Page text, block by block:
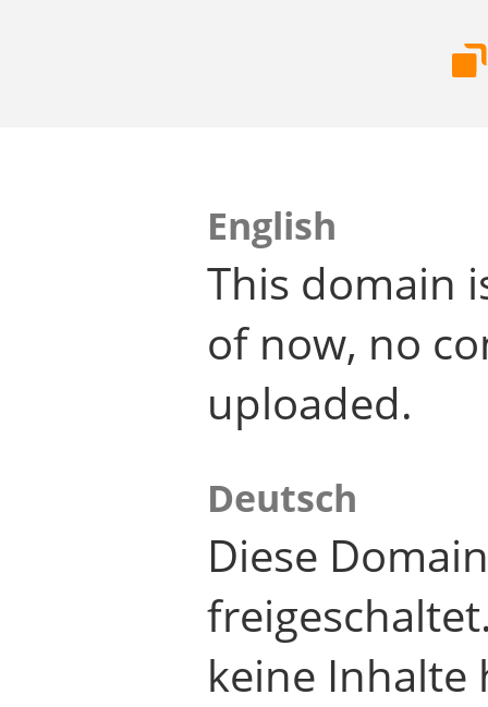
English
This domain
of now, no
uploaded.
Deutsch
Diese
keine Inhalte